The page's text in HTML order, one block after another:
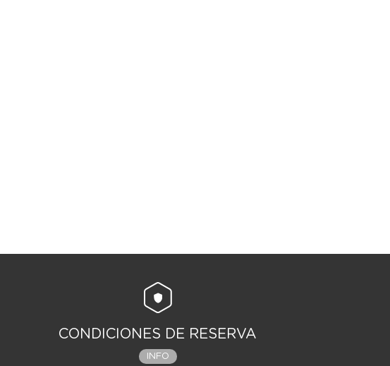
CONDICIONES DE RESERVA
INFO